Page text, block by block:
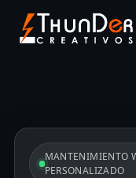
MANTENIMIENTO
PERSONALIZADO